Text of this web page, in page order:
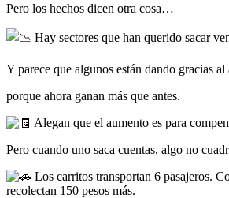
Pero los hechos dicen otra cosa…
Hay sectores que han querido sacar
Y parece que algunos están dando gracias
porque ahora ganan más que antes.
Alegan que el aumento es para
Pero cuando uno saca cuentas, algo no
Los carritos transportan 6 pasajeros.
recolectan 150 pesos más.